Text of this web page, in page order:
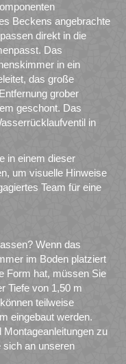
Beckens angebrachte
direkt in die
Das
in ein
das große
grober
geschont. Das
in
in einem dieser
um visuelle Hinweise
Team für eine
Wenn das
im Boden platziert
Form hat, müssen Sie
Tiefe von 1,50 m
teilweise
eingebaut werden.
zu
sich an unseren